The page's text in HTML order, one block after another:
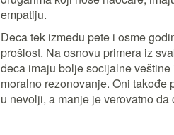
empatiju.
Deca tek između pete i osme
prošlost. Na osnovu primera iz
deca imaju bolje socijalne
moralno rezonovanje. Oni
u nevolji, a manje je verovatno